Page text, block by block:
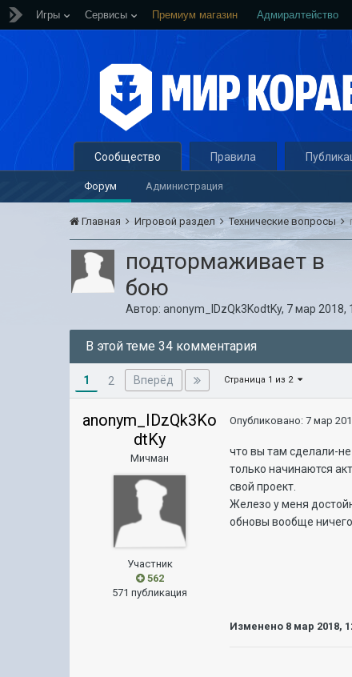
Игры Сервисы Премиум магазин Адмиралтейство
Сообщество
Форум Администрация
Правила
Главная Игровой раздел Технические вопросы
подтормаживает в
бою
Автор:anonym_IDzQk3KodtKy, 7 мар 2018,
В этой теме 34 комментария
1 2 Вперёд Страница 1 из 2
anonym_IDzQk3Ko
dtKy
Мичман
Участник
562
571 публикация
Опубликовано:7 мар
что вы там сделали-
только начинаются
свой проект.
Железо у меня
обновы вообще
Изменено 8 мар 2018,